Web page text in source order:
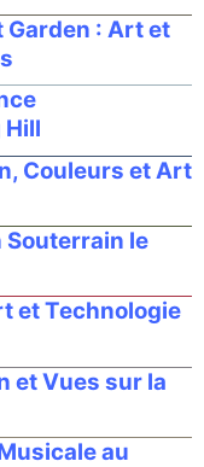
Garden : Art et
Hill
Couleurs et Art
Souterrain le
et Technologie
et Vues sur la
au